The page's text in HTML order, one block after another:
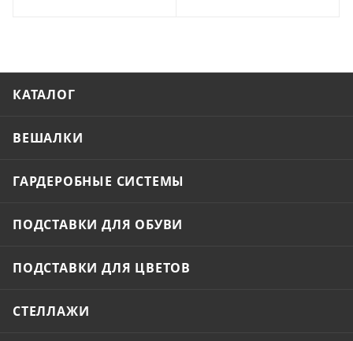
КАТАЛОГ
ВЕШАЛКИ
ГАРДЕРОБНЫЕ СИСТЕМЫ
ПОДСТАВКИ ДЛЯ ОБУВИ
ПОДСТАВКИ ДЛЯ ЦВЕТОВ
СТЕЛЛАЖИ